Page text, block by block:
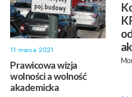
11 marca 2021
Prawicowa wizja
wolności a wolność
akademicka